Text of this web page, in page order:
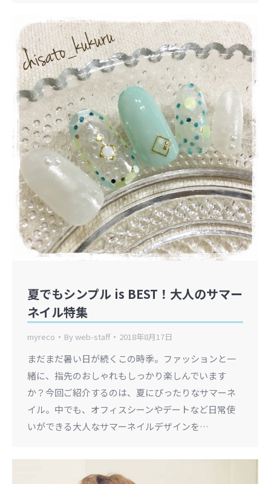
夏でもシンプル is BEST！大人のサマー
ネイル特集
myreco Byweb-staff 2018年8月17日
まだまだ暑い日が続くこの時季。ファッションと一
緒に、指先のおしゃれもしっかり楽しんでいます
か？今回ご紹介するのは、夏にぴったりなサマーネ
イル。中でも、オフィスシーンやデートなど日常使
いができる大人なサマーネイルデザインを…